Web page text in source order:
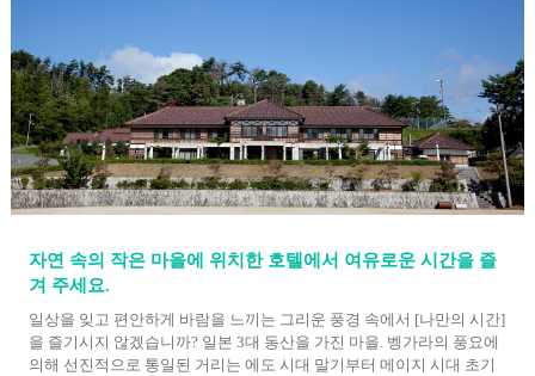
자연 속의 작은 마을에 위치한 호텔에서 여유로운 시간을 즐
겨 주세요.
일상을 잊고 편안하게 바람을 느끼는 그리운 풍경 속에서 [나만의 시간]
을 즐기시지 않겠습니까? 일본 3대 동산을 가진 마을. 벵가라의 풍요에
의해 선진적으로 통일된 거리는 에도 시대 말기부터 메이지 시대 초기